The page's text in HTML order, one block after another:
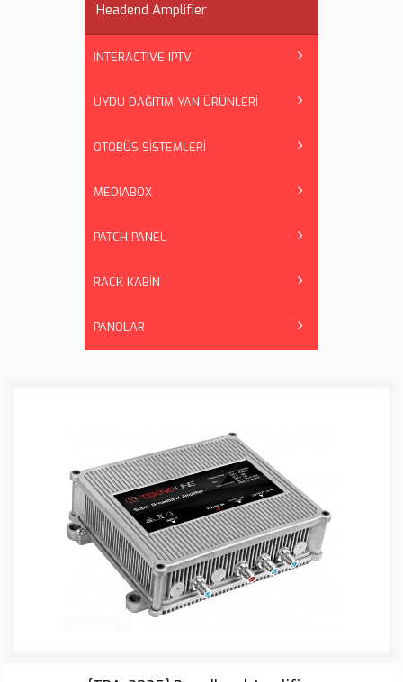
Headend Amplifier
INTERACTIVE IPTV
UYDU DAĞITIM YAN ÜRÜNLERİ
OTOBÜS SİSTEMLERİ
MEDIABOX
PATCH PANEL
RACK KABİN
PANOLAR